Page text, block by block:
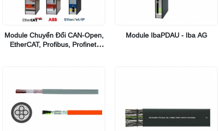
Module Chuyển Đổi CAN-Open,
EtherCAT, Profibus, Profinet,
Module IbaPDAU - Iba AG